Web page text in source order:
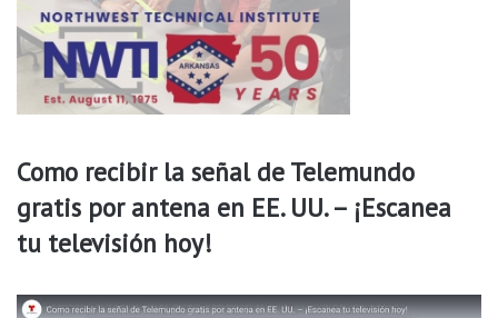
Como recibir la señal de Telemundo
gratis por antena en EE. UU. – ¡Escanea
tu televisión hoy!